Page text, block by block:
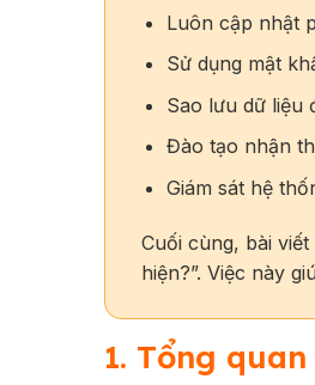
Luôn cập nhật
Sử dụng mật
Sao lưu dữ liệu
Đào tạo nhận
Giám sát hệ
Cuối cùng, bài
hiện?”. Việc này
1. Tổng